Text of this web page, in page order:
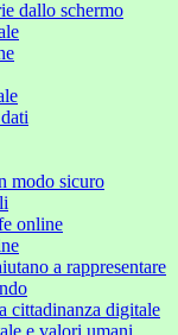
dallo schermo
modo sicuro
online
a rappresentare
cittadinanza digitale
e valori umani